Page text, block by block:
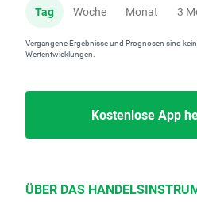
Tag Woche Monat 3
Vergangene Ergebnisse und Prognosen sind
Wertentwicklungen.
Kostenlose App
ÜBER DAS